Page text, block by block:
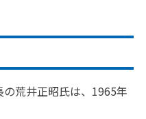
荒井正昭氏は、1965年